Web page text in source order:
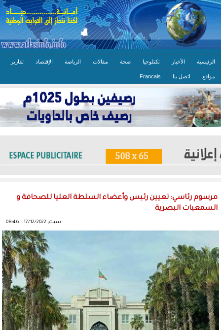
الرئيسية الأخبار تكنلوجيا صحة مقالات الرياضة الإقتصاد تقارير
مواقع اتصل بنا Francais
مرسوم رئاسي: تعيين رئيس وأعضاء السلطة العليا للصحافة و
السمعيات البصرية
سبت, 17/12/2022 - 08:46